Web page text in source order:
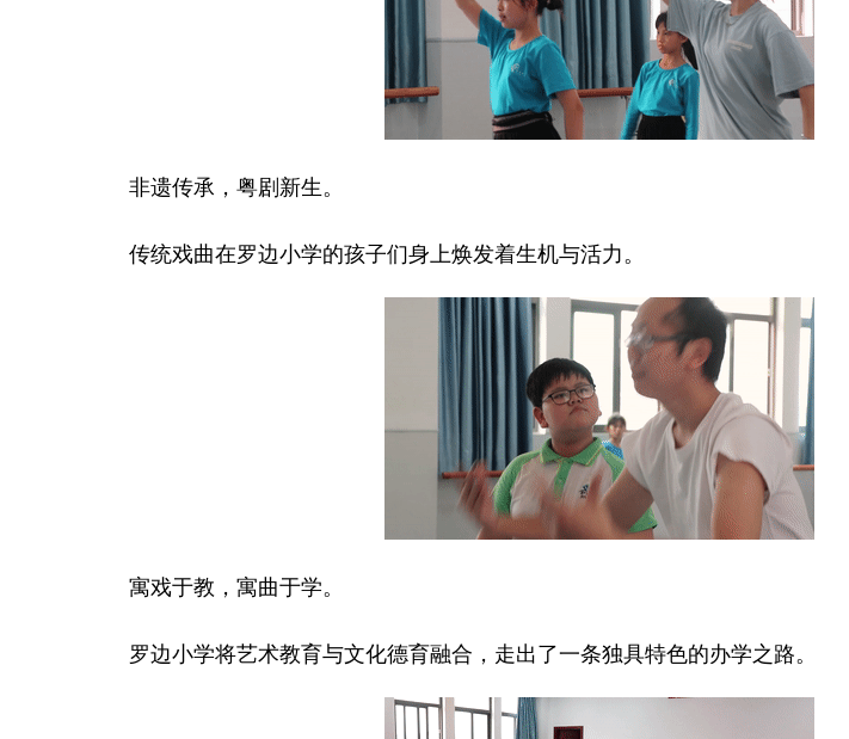
非遗传承，粤剧新生。
传统戏曲在罗边小学的孩子们身上焕发着生机与活力。
寓戏于教，寓曲于学。
罗边小学将艺术教育与文化德育融合，走出了一条独具特色的办学之路。